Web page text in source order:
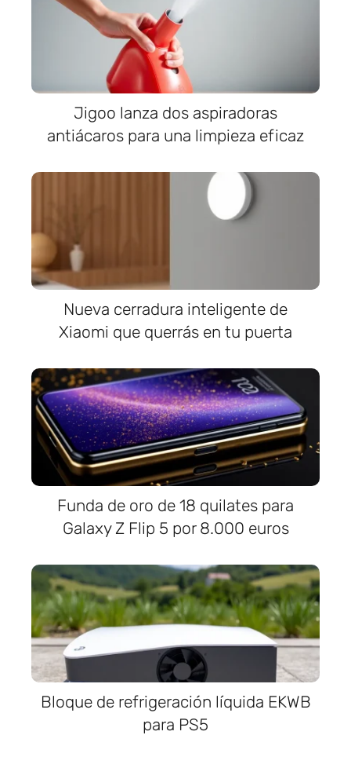
Jigoo lanza dos aspiradoras
antiácaros para una limpieza eficaz
Nueva cerradura inteligente de
Xiaomi que querrás en tu puerta
Funda de oro de 18 quilates para
Galaxy Z Flip 5 por 8.000 euros
Bloque de refrigeración líquida EKWB
para PS5